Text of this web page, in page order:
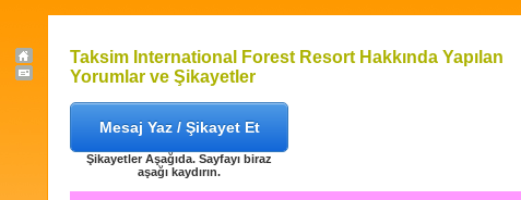
Taksim International Forest Resort Hakkında Yapılan
Yorumlar ve Şikayetler
Mesaj Yaz / Şikayet Et
Şikayetler Aşağıda. Sayfayı biraz
aşağı kaydırın.